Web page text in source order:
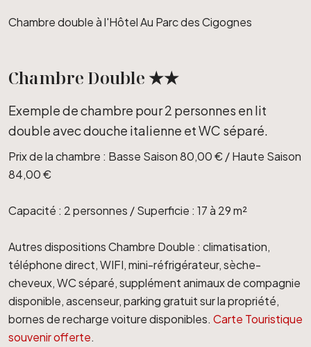
Chambre double à l'Hôtel Au Parc des Cigognes
Chambre Double ★★
Exemple de chambre pour 2 personnes en lit
double avec douche italienne et WC séparé.
Prix de la chambre : Basse Saison 80,00 € / Haute Saison
84,00 €
Capacité : 2 personnes / Superficie : 17 à 29 m²
Autres dispositions Chambre Double : climatisation,
téléphone direct, WIFI, mini-réfrigérateur, sèche-
cheveux, WC séparé, supplément animaux de compagnie
disponible, ascenseur, parking gratuit sur la propriété,
bornes de recharge voiture disponibles. Carte Touristique
souvenir offerte.